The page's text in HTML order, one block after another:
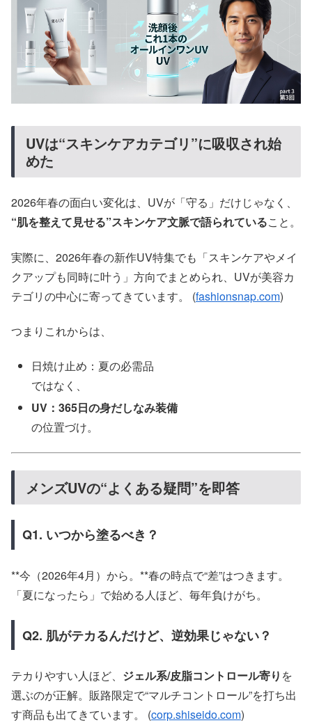
UVは“スキンケアカテゴリ”に吸収され始
めた
2026年春の面白い変化は、UVが「守る」だけじゃなく、
“肌を整えて見せる”スキンケア文脈で語られていること。
実際に、2026年春の新作UV特集でも「スキンケアやメイ
クアップも同時に叶う」方向でまとめられ、UVが美容カ
テゴリの中心に寄ってきています。 (fashionsnap.com)
つまりこれからは、
日焼け止め：夏の必需品
ではなく、
UV：365日の身だしなみ装備
の位置づけ。
メンズUVの“よくある疑問”を即答
Q1. いつから塗るべき？
**今（2026年4月）から。**春の時点で“差”はつきます。
「夏になったら」で始める人ほど、毎年負けがち。
Q2. 肌がテカるんだけど、逆効果じゃない？
テカりやすい人ほど、 ジェル系/皮脂コントロール寄り を
選ぶのが正解。販路限定で“マルチコントロール”を打ち出
す商品も出てきています。 (corp.shiseido.com)